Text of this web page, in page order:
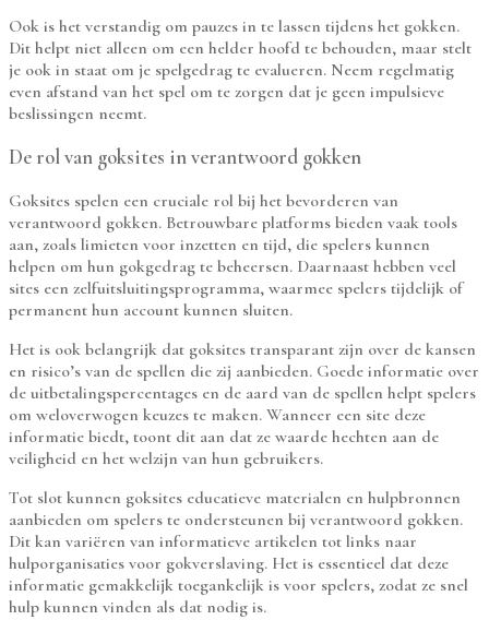
Ook is het verstandig om pauzes in te lassen tijdens het gokken.
Dit helpt niet alleen om een helder hoofd te behouden, maar stelt
je ook in staat om je spelgedrag te evalueren. Neem regelmatig
even afstand van het spel om te zorgen dat je geen impulsieve
beslissingen neemt.
De rol van goksites in verantwoord gokken
Goksites spelen een cruciale rol bij het bevorderen van
verantwoord gokken. Betrouwbare platforms bieden vaak tools
aan, zoals limieten voor inzetten en tijd, die spelers kunnen
helpen om hun gokgedrag te beheersen. Daarnaast hebben veel
sites een zelfuitsluitingsprogramma, waarmee spelers tijdelijk of
permanent hun account kunnen sluiten.
Het is ook belangrijk dat goksites transparant zijn over de kansen
en risico’s van de spellen die zij aanbieden. Goede informatie over
de uitbetalingspercentages en de aard van de spellen helpt spelers
om weloverwogen keuzes te maken. Wanneer een site deze
informatie biedt, toont dit aan dat ze waarde hechten aan de
veiligheid en het welzijn van hun gebruikers.
Tot slot kunnen goksites educatieve materialen en hulpbronnen
aanbieden om spelers te ondersteunen bij verantwoord gokken.
Dit kan variëren van informatieve artikelen tot links naar
hulporganisaties voor gokverslaving. Het is essentieel dat deze
informatie gemakkelijk toegankelijk is voor spelers, zodat ze snel
hulp kunnen vinden als dat nodig is.